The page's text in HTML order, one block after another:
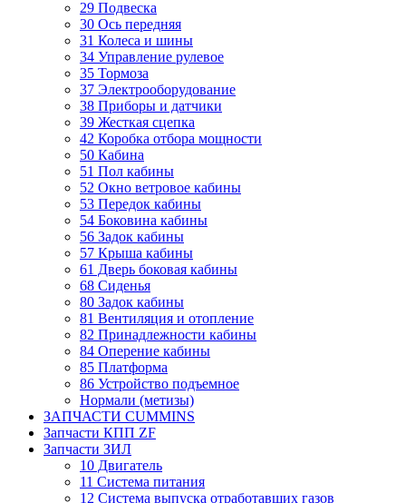
29 Подвеска
30 Ось передняя
31 Колеса и шины
34 Управление рулевое
35 Тормоза
37 Электрооборудование
38 Приборы и датчики
39 Жесткая сцепка
42 Коробка отбора мощности
50 Кабина
51 Пол кабины
52 Окно ветровое кабины
53 Передок кабины
54 Боковина кабины
56 Задок кабины
57 Крыша кабины
61 Дверь боковая кабины
68 Сиденья
80 Задок кабины
81 Вентиляция и отопление
82 Принадлежности кабины
84 Оперение кабины
85 Платформа
86 Устройство подъемное
Нормали (метизы)
ЗАПЧАСТИ CUMMINS
Запчасти КПП ZF
Запчасти ЗИЛ
10 Двигатель
11 Система питания
12 Система выпуска отработавших газов